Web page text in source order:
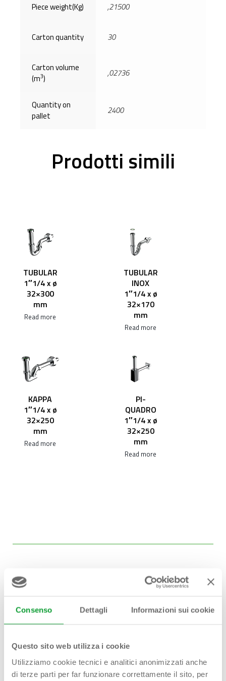
Consenso Dettagli Informazioni sui cookie
Questo sito web utilizza i cookie
Utilizziamo cookie tecnici e analitici anonimizzati anche
di terze parti per far funzionare correttamente il sito, per
Piece weight(Kg) ,21500
Carton quantity 30
Carton volume
(m3) ,02736
Quantity on
pallet
2400
Prodotti simili
TUBULAR
1″1/4 x ø
32×300
mm
Read more
TUBULAR
INOX
1″1/4 x ø
32×170
mm
Read more
KAPPA
1″1/4 x ø
32×250
mm
Read more
PI-
QUADRO
1″1/4 x ø
32×250
mm
Read more
Hai bisogno di
aiuto?
Contattaci!